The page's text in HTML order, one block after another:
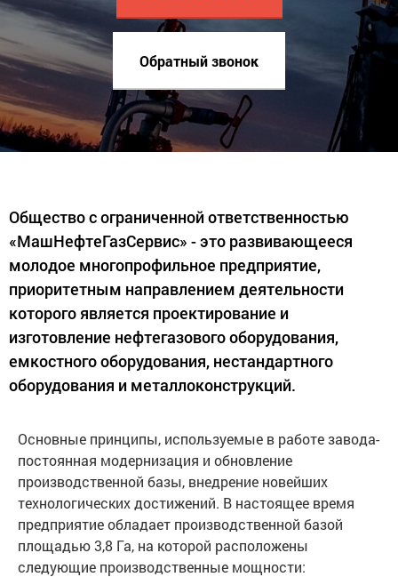
Обратный звонок
Общество с ограниченной ответственностью
«МашНефтеГазСервис» - это развивающееся
молодое многопрофильное предприятие,
приоритетным направлением деятельности
которого является проектирование и
изготовление нефтегазового оборудования,
емкостного оборудования, нестандартного
оборудования и металлоконструкций.
Основные принципы, используемые в работе завода-
постоянная модернизация и обновление
производственной базы, внедрение новейших
технологических достижений. В настоящее время
предприятие обладает производственной базой
площадью 3,8 Га, на которой расположены
следующие производственные мощности: